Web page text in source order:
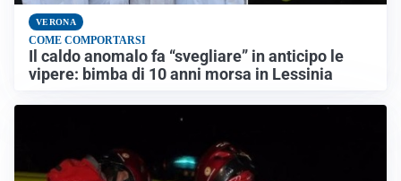
VERONA
COME COMPORTARSI
Il caldo anomalo fa “svegliare” in anticipo le
vipere: bimba di 10 anni morsa in Lessinia